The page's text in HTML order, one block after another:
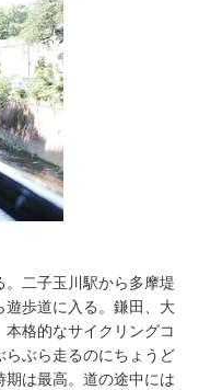
二子玉川駅から多摩堤
歩道に入る。鎌田、大
格的なサイクリングコ
ぶら走るのにちょうど
は最高。道の途中には